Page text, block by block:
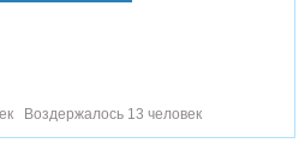
Воздержалось 13 человек